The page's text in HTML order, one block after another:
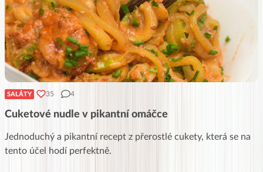
SALÁTY 35 4
Cuketové nudle v pikantní omáčce
Jednoduchý a pikantní recept z přerostlé cukety, která se na
tento účel hodí perfektně.